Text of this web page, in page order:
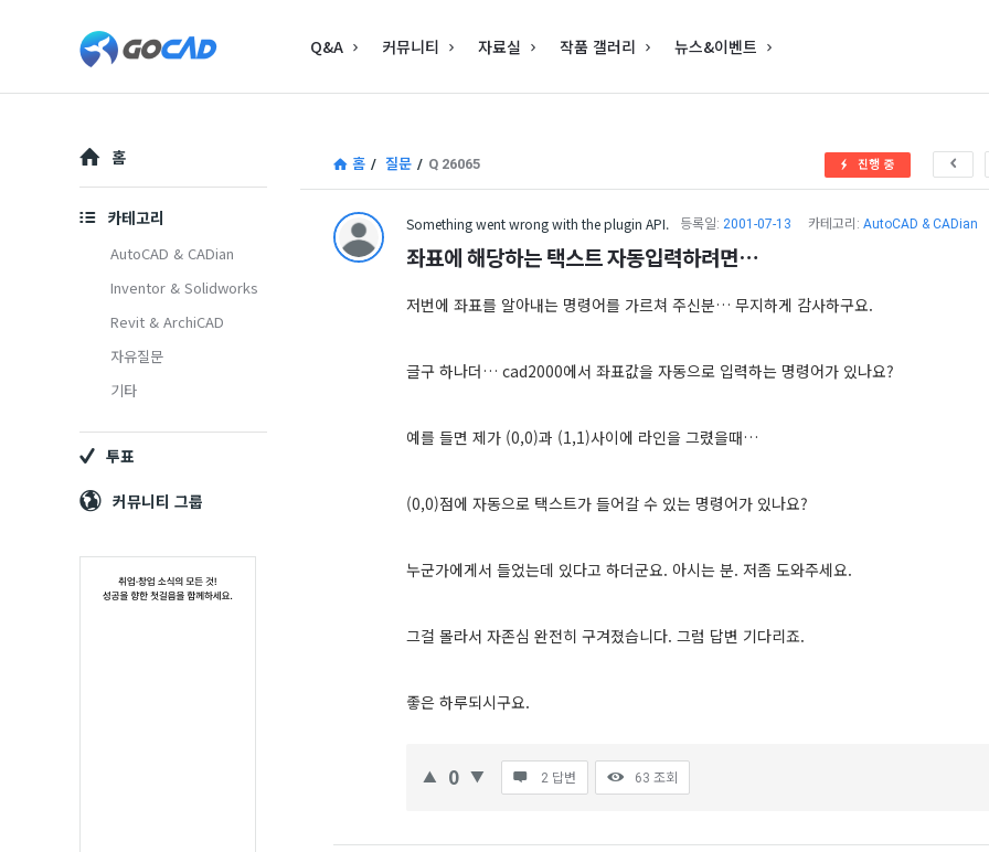
캐
–
캐
(CAD)
중
심
캐
드
(CAD)
Navigation
Q&A 커뮤니티 자료실 작품 갤러리 뉴스&이벤트
홈 / 질문 / Q 26065 진행 중
Something went wrong with the plugin API. 등록일: 2001-07-13 카테고리: AutoCAD & CADian
좌표에 해당하는 택스트 자동입력하려면…
저번에 좌표를 알아내는 명령어를 가르쳐 주신분… 무지하게 감사하구요.
글구 하나더… cad2000에서 좌표값을 자동으로 입력하는 명령어가 있나요?
예를 들면 제가 (0,0)과 (1,1)사이에 라인을 그렸을때…
(0,0)점에 자동으로 택스트가 들어갈 수 있는 명령어가 있나요?
누군가에게서 들었는데 있다고 하더군요. 아시는 분. 저좀 도와주세요.
그걸 몰라서 자존심 완전히 구겨졌습니다. 그럼 답변 기다리죠.
좋은 하루되시구요.
0 2 답변 63 조회
Explore
홈
카테고리
AutoCAD & CADian
Inventor & Solidworks
Revit & ArchiCAD
자유질문
기타
투표
커뮤니티 그룹